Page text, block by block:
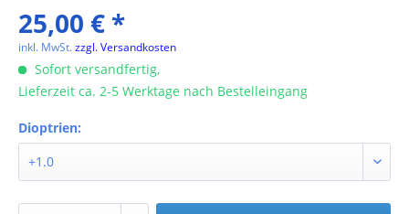
25,00 € *
inkl. MwSt.zzgl. Versandkosten
Sofort versandfertig,
Lieferzeit ca. 2-5 Werktage nach Bestelleingang
Dioptrien: